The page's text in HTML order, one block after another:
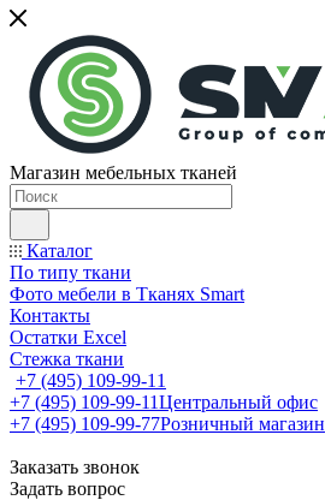
Магазин мебельных тканей
Каталог
По типу ткани
Фото мебели в Тканях Smart
Контакты
Остатки Excel
Стежка ткани
+7 (495) 109-99-11
+7 (495) 109-99-11Центральный офис
+7 (495) 109-99-77Розничный магазин
Заказать звонок
Задать вопрос